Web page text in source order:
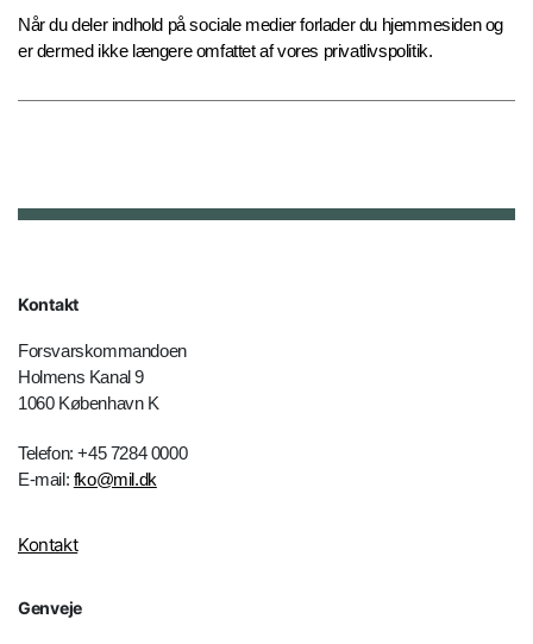
Når du deler indhold på sociale medier forlader du hjemmesiden og
er dermed ikke længere omfattet af vores privatlivspolitik.
Kontakt
Forsvarskommandoen
Holmens Kanal 9
1060 København K
Telefon: +45 7284 0000
E-mail: fko@mil.dk
Kontakt
Genveje